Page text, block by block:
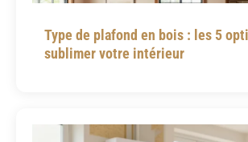
Type de plafond en bois : les 5
sublimer votre intérieur